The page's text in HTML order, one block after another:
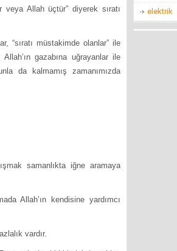
Allah üçtür” diyerek sıratı
müstakimde olanlar” ile
gazabına uğrayanlar ile
da kalmamış zamanımızda
samanlıkta iğne aramaya
Allah’ın kendisine yardımcı
vardır.
elektrik